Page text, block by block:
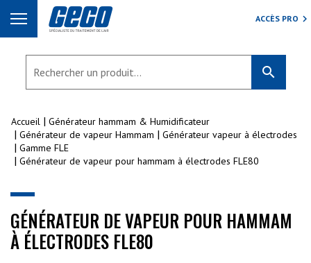
ACCÈS PRO
search
Accueil
Générateur hammam & Humidificateur
Générateur de vapeur Hammam
Générateur vapeur à électrodes
Gamme FLE
Générateur de vapeur pour hammam à électrodes FLE80
GÉNÉRATEUR DE VAPEUR POUR HAMMAM
À ÉLECTRODES FLE80